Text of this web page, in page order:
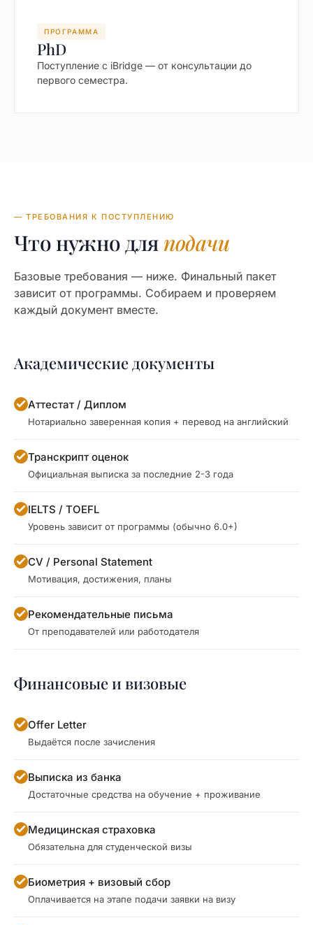
ПРОГРАММА
PhD
Поступление с iBridge — от консультации до
первого семестра.
— ТРЕБОВАНИЯ К ПОСТУПЛЕНИЮ
Что нужно для подачи
Базовые требования — ниже. Финальный пакет
зависит от программы. Собираем и проверяем
каждый документ вместе.
Академические документы
Аттестат / Диплом
Нотариально заверенная копия + перевод на английский
Транскрипт оценок
Официальная выписка за последние 2-3 года
IELTS / TOEFL
Уровень зависит от программы (обычно 6.0+)
CV / Personal Statement
Мотивация, достижения, планы
Рекомендательные письма
От преподавателей или работодателя
Финансовые и визовые
Offer Letter
Выдаётся после зачисления
Выписка из банка
Достаточные средства на обучение + проживание
Медицинская страховка
Обязательна для студенческой визы
Биометрия + визовый сбор
Оплачивается на этапе подачи заявки на визу